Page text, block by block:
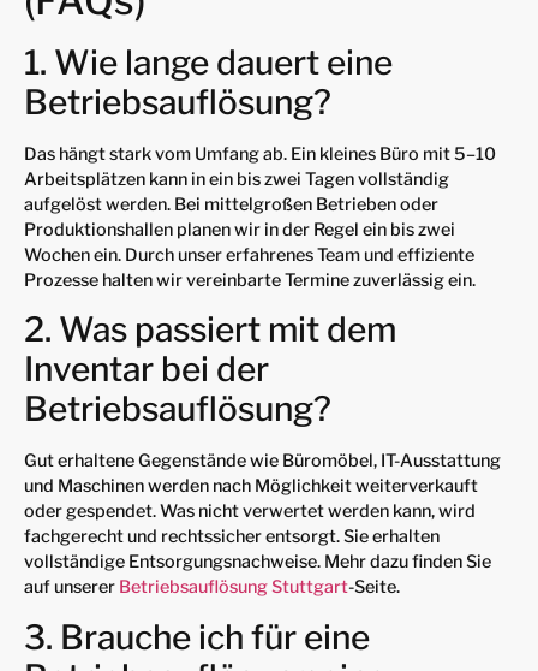
1. Wie lange dauert eine
Betriebsauflösung?
Das hängt stark vom Umfang ab. Ein kleines Büro mit 5–10
Arbeitsplätzen kann in ein bis zwei Tagen vollständig
aufgelöst werden. Bei mittelgroßen Betrieben oder
Produktionshallen planen wir in der Regel ein bis zwei
Wochen ein. Durch unser erfahrenes Team und effiziente
Prozesse halten wir vereinbarte Termine zuverlässig ein.
2. Was passiert mit dem
Inventar bei der
Betriebsauflösung?
Gut erhaltene Gegenstände wie Büromöbel, IT-Ausstattung
und Maschinen werden nach Möglichkeit weiterverkauft
oder gespendet. Was nicht verwertet werden kann, wird
fachgerecht und rechtssicher entsorgt. Sie erhalten
vollständige Entsorgungsnachweise. Mehr dazu finden Sie
auf unserer Betriebsauflösung Stuttgart-Seite.
3. Brauche ich für eine